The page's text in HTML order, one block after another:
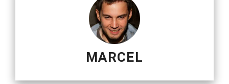
MARCEL